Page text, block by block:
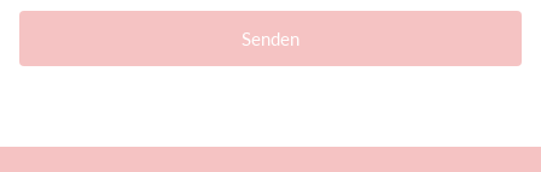
Senden